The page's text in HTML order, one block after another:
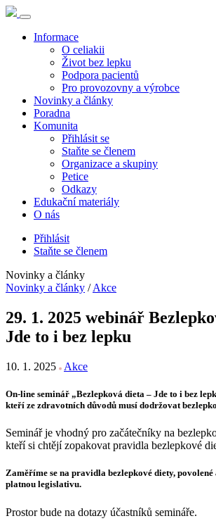
Informace
O celiakii
Život bez lepku
Podpora pacientů
Pro provozovny a výrobce
Novinky a články
Poradna
Komunita
Přihlásit se
Staňte se členem
Organizace a skupiny
Petice
Odkazy
Edukační materiály
O nás
Přihlásit
Staňte se členem
Novinky a články
Novinky a články / Akce
29. 1. 2025 webinář
Jde to i bez lepku
10. 1. 2025 Akce
On-line seminář „Bezlepková dieta – Jde to i bez
kteří ze zdravotních důvodů musí dodržovat
Seminář je vhodný pro začátečníky na
kteří si chtějí zopakovat pravidla bezlepkové
Zaměříme se na pravidla bezlepkové diety,
platnou legislativu.
Prostor bude na dotazy účastníků semináře.